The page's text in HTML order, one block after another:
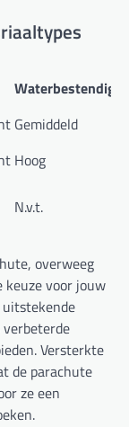
Gemiddeld
Hoog
N.v.t.
overweeg
keuze voor jouw
Versterkte
de parachute
ze een